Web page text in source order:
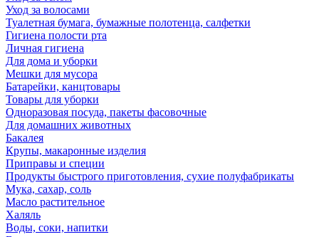
Уход за волосами
Туалетная бумага, бумажные полотенца, салфетки
Гигиена полости рта
Личная гигиена
Для дома и уборки
Мешки для мусора
Батарейки, канцтовары
Товары для уборки
Одноразовая посуда, пакеты фасовочные
Для домашних животных
Бакалея
Крупы, макаронные изделия
Приправы и специи
Продукты быстрого приготовления, сухие полуфабрикаты
Мука, сахар, соль
Масло растительное
Халяль
Воды, соки, напитки